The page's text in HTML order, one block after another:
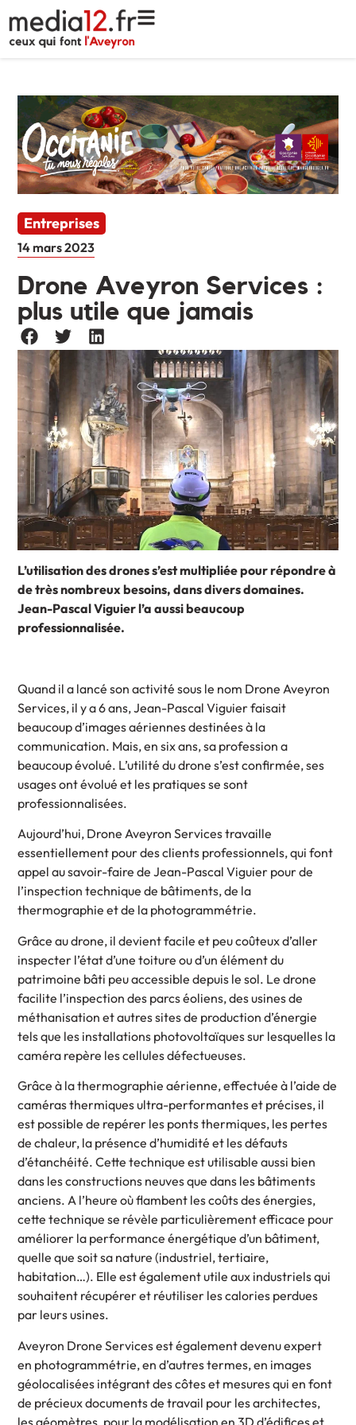
Entreprises
14 mars 2023
Drone Aveyron Services :
plus utile que jamais
L’utilisation des drones s’est multipliée pour répondre à
de très nombreux besoins, dans divers domaines.
Jean-Pascal Viguier l’a aussi beaucoup
professionnalisée.
Quand il a lancé son activité sous le nom Drone Aveyron
Services, il y a 6 ans, Jean-Pascal Viguier faisait
beaucoup d’images aériennes destinées à la
communication. Mais, en six ans, sa profession a
beaucoup évolué. L’utilité du drone s’est confirmée, ses
usages ont évolué et les pratiques se sont
professionnalisées.
Aujourd’hui, Drone Aveyron Services travaille
essentiellement pour des clients professionnels, qui font
appel au savoir-faire de Jean-Pascal Viguier pour de
l’inspection technique de bâtiments, de la
thermographie et de la photogrammétrie.
Grâce au drone, il devient facile et peu coûteux d’aller
inspecter l’état d’une toiture ou d’un élément du
patrimoine bâti peu accessible depuis le sol. Le drone
facilite l’inspection des parcs éoliens, des usines de
méthanisation et autres sites de production d’énergie
tels que les installations photovoltaïques sur lesquelles la
caméra repère les cellules défectueuses.
Grâce à la thermographie aérienne, effectuée à l’aide de
caméras thermiques ultra-performantes et précises, il
est possible de repérer les ponts thermiques, les pertes
de chaleur, la présence d’humidité et les défauts
d’étanchéité. Cette technique est utilisable aussi bien
dans les constructions neuves que dans les bâtiments
anciens. A l’heure où flambent les coûts des énergies,
cette technique se révèle particulièrement efficace pour
améliorer la performance énergétique d’un bâtiment,
quelle que soit sa nature (industriel, tertiaire,
habitation…). Elle est également utile aux industriels qui
souhaitent récupérer et réutiliser les calories perdues
par leurs usines.
Aveyron Drone Services est également devenu expert
en photogrammétrie, en d’autres termes, en images
géolocalisées intégrant des côtes et mesures qui en font
de précieux documents de travail pour les architectes,
les géomètres, pour la modélisation en 3D d’édifices et